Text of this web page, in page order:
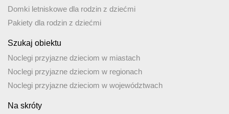
Domki letniskowe dla rodzin z dziećmi
Pakiety dla rodzin z dziećmi
Szukaj obiektu
Noclegi przyjazne dzieciom w miastach
Noclegi przyjazne dzieciom w regionach
Noclegi przyjazne dzieciom w województwach
Na skróty